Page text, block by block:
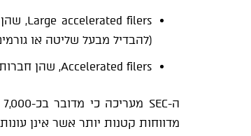
(להבדיל מבעל שליטה או
Accelerated filers, שהן חברות שבין 75 ל-700 מיליון דולר במניותיהן מוחזק בידי הציבור.
ה-SEC מעריכה כי מדובר בכ-7,000 חברות אמריקאיות ובכ-900 חברות זרות הנסחרות בארה"ב.
מדווחות קטנות יותר אשר אינן